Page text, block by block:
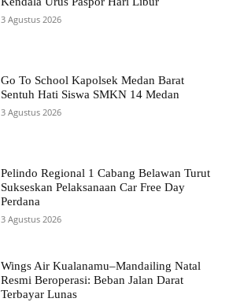
3 Agustus 2026
Go To School Kapolsek Medan Barat
Sentuh Hati Siswa SMKN 14 Medan
3 Agustus 2026
Pelindo Regional 1 Cabang Belawan Turut
Sukseskan Pelaksanaan Car Free Day
Perdana
3 Agustus 2026
Wings Air Kualanamu–Mandailing Natal
Resmi Beroperasi: Beban Jalan Darat
Terbayar Lunas